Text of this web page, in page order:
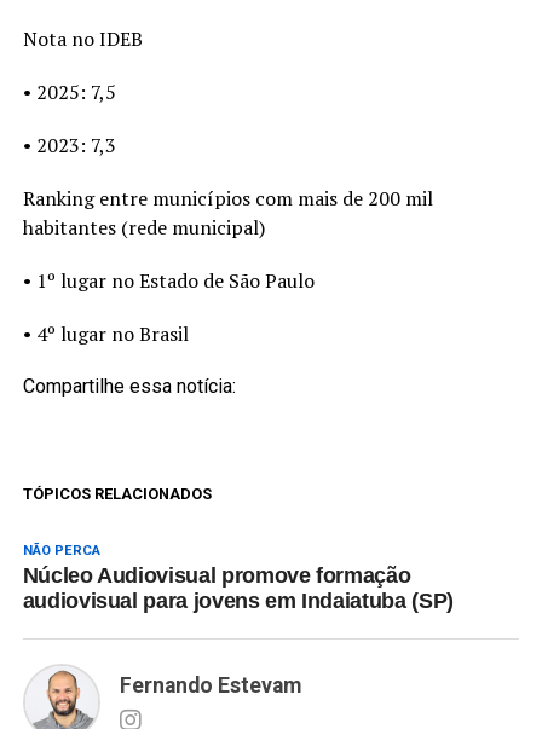
Nota no IDEB
• 2025: 7,5
• 2023: 7,3
Ranking entre municípios com mais de 200 mil
habitantes (rede municipal)
• 1º lugar no Estado de São Paulo
• 4º lugar no Brasil
Compartilhe essa notícia:
TÓPICOS RELACIONADOS
NÃO PERCA
Núcleo Audiovisual promove formação
audiovisual para jovens em Indaiatuba (SP)
Fernando Estevam